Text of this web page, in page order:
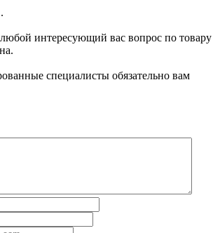
интересующий вас вопрос по товару
специалисты обязательно вам